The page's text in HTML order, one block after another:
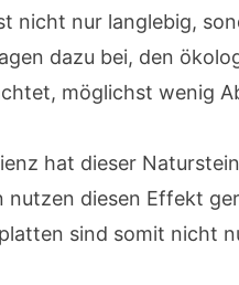
nicht nur langlebig,
dazu bei, den
möglichst wenig
hat dieser
diesen Effekt
sind somit nicht